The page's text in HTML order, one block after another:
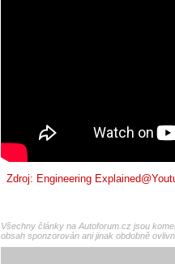
Zdroj: Engineering
Všechny články na Autoforum.cz jsou
obsah sponzorován ani jinak obdobně